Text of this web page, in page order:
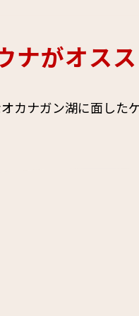
ナがオス
カナガン湖に面したケ